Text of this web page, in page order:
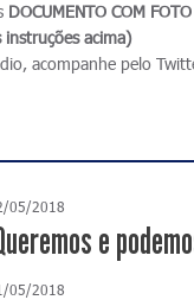
DOCUMENTO COM
instruções acima)
acompanhe pelo
05/2018
e
05/2018